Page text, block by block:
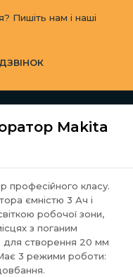
Пишіть нам і наші
Makita
професійного класу.
ємністю 3 Ач і
робочої зони,
з поганим
для створення 20 мм
3 режими роботи: